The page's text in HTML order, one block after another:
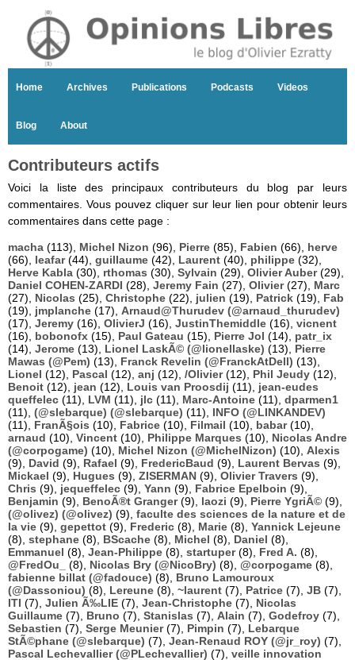
Home Archives Publications Podcasts Videos
Blog About
Contributeurs actifs
Voici la liste des principaux contributeurs du blog par leurs
commentaires. Vous pouvez cliquer sur leur lien pour obtenir leurs
commentaires dans cette page :
macha (113), Michel Nizon (96), Pierre (85), Fabien (66), herve
(66), leafar(44), guillaume (42), Laurent (40), philippe (32),
Herve Kabla (30), rthomas (30), Sylvain (29), Olivier Auber(29),
Daniel COHEN-ZARDI (28), Jeremy Fain (27), Olivier(27), Marc
(27), Nicolas (25), Christophe (22), julien (19), Patrick (19), Fab
(19), jmplanche (17), Arnaud@Thurudev (@arnaud_thurudev)
(17), Jeremy (16), OlivierJ (16), JustinThemiddle (16), vicnent
(16), bobonofx (15), Paul Gateau (15), Pierre Jol (14), patr_ix
(14), Jerome (13), Lionel LaskÃ© (@lionellaske) (13), Pierre
Mawas (@Pem) (13), Franck Revelin (@FranckAtDell) (13),
Lionel (12), Pascal (12), anj (12), /Olivier(12), Phil Jeudy (12),
Benoit (12), jean (12), Louis van Proosdij (11), jean-eudes
queffelec (11), LVM (11), jlc (11), Marc-Antoine (11), dparmen1
(11), (@slebarque) (@slebarque) (11), INFO (@LINKANDEV)
(11), FranÃ§ois (10), Fabrice (10), Filmail (10), babar(10),
arnaud (10), Vincent (10), Philippe Marques (10), Nicolas Andre
(@corpogame) (10), Michel Nizon (@MichelNizon) (10), Alexis
(9), David (9), Rafael (9), FredericBaud (9), Laurent Bervas (9),
Mickael (9), Hugues (9), ZISERMAN (9), Olivier Travers (9),
Chris (9), jequeffelec (9), Yann (9), Fabrice Epelboin (9),
Benjamin (9), BenoÃ®t Granger(9), laozi (9), Pierre YgriÃ© (9),
(@olivez) (@olivez) (9), faculte des sciences de la nature et de
la vie (9), gepettot (9), Frederic (8), Marie (8), Yannick Lejeune
(8), stephane (8), BScache (8), Michel (8), Daniel (8),
Emmanuel (8), Jean-Philippe (8), startuper(8), Fred A. (8),
@FredOu_
(8), Nicolas Bry (@NicoBry) (8), @corpogame (8),
fabienne billat (@fadouce) (8), Bruno Lamouroux
(@Dassoniou) (8), Lereune (8), ~laurent (7), Patrice (7), JB (7),
ITI (7), Julien Ã‰LIE (7), Jean-Christophe (7), Nicolas
Guillaume (7), Bruno (7), Stanislas (7), Alain (7), Godefroy (7),
Sebastien (7), Serge Meunier(7), Pimpin (7), Lebarque
StÃ©phane (@slebarque) (7), Jean-Renaud ROY (@jr_roy) (7),
Pascal Lechevallier (@PLechevallier) (7), veille innovation